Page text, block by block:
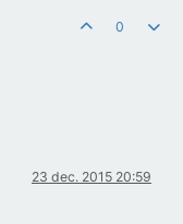
0
23 dec. 2015 20:59